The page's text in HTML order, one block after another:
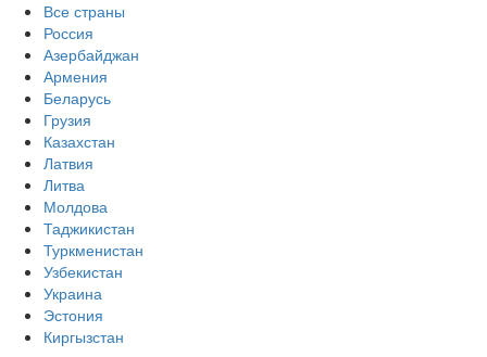
Все страны
Россия
Азербайджан
Армения
Беларусь
Грузия
Казахстан
Латвия
Литва
Молдова
Таджикистан
Туркменистан
Узбекистан
Украина
Эстония
Киргызстан